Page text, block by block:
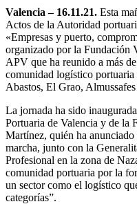
Valencia – 16.11.21. Esta
Actos de la Autoridad
«Empresas y puerto,
organizado por la Fundación
APV que ha reunido a más
comunidad logístico
Abastos, El Grao,
La jornada ha sido
Portuaria de Valencia y de la
Martínez, quién ha anunciado
marcha, junto con la
Profesional en la zona de
comunidad portuaria por la
un sector como el logístico
categorías”.